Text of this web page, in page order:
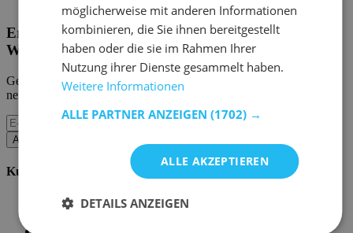
Erhalten Sie unsere neuen Kollektionen und
Werbeaktionen.
Geben Sie uns Ihre E-Mail und Sie werden monatlich über die
neuesten Ereignisse informiert.
Abonnieren
Kundenservice
Bestellen bei Emob
möglicherweise mit anderen Informationen
kombinieren, die Sie ihnen bereitgestellt
haben oder die sie im Rahmen Ihrer
Nutzung ihrer Dienste gesammelt haben.
Weitere Informationen
ALLE PARTNER ANZEIGEN (1702) →
ALLE AKZEPTIEREN
DETAILS ANZEIGEN